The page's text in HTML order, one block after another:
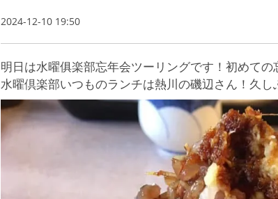
2024-12-10 19:50
明日は水曜俱楽部忘年会ツーリングです！初めて
水曜倶楽部いつものランチは熱川の磯辺さん！久